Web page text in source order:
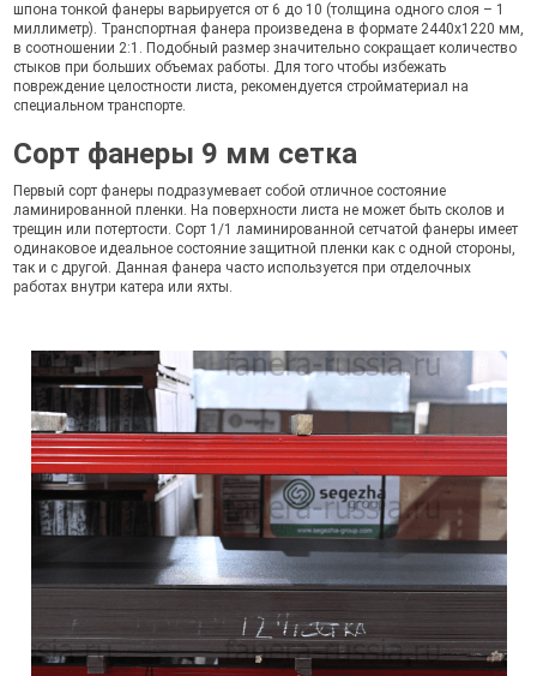
шпона тонкой фанеры варьируется от 6 до 10 (толщина одного слоя – 1
миллиметр). Транспортная фанера произведена в формате 2440х1220 мм,
в соотношении 2:1. Подобный размер значительно сокращает количество
стыков при больших объемах работы. Для того чтобы избежать
повреждение целостности листа, рекомендуется стройматериал на
специальном транспорте.
Сорт фанеры 9 мм сетка
Первый сорт фанеры подразумевает собой отличное состояние
ламинированной пленки. На поверхности листа не может быть сколов и
трещин или потертости. Сорт 1/1 ламинированной сетчатой фанеры имеет
одинаковое идеальное состояние защитной пленки как с одной стороны,
так и с другой. Данная фанера часто используется при отделочных
работах внутри катера или яхты.